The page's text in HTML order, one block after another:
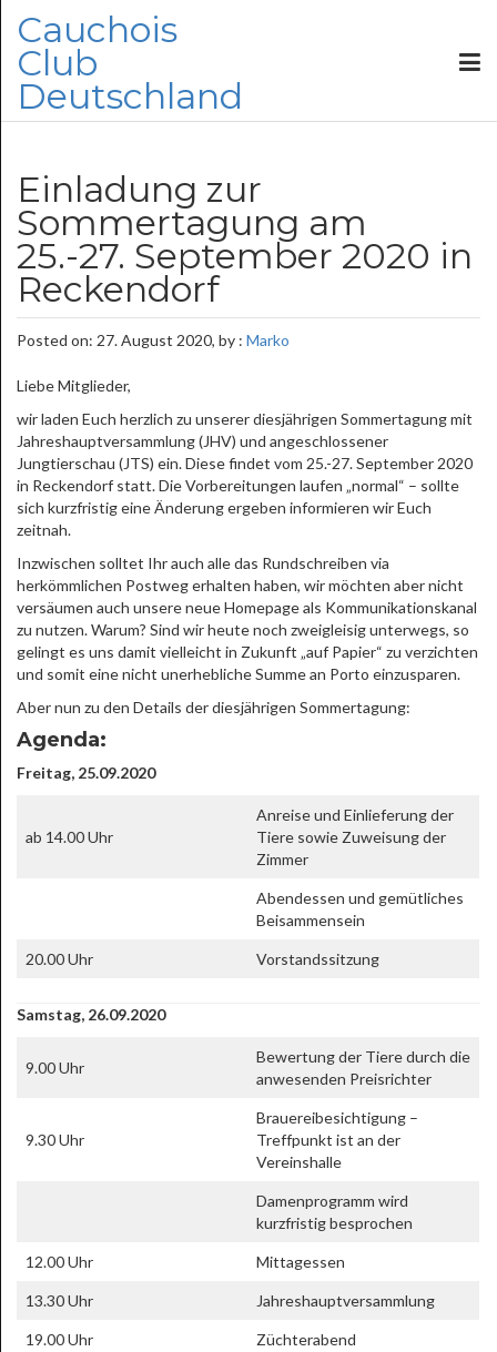
Cauchois
Club
Deutschland
Einladung zur
Sommertagung am
25.-27. September 2020 in
Reckendorf
Posted on: 27. August 2020, by : Marko
Liebe Mitglieder,
wir laden Euch herzlich zu unserer diesjährigen Sommertagung mit
Jahreshauptversammlung (JHV) und angeschlossener
Jungtierschau (JTS) ein. Diese findet vom 25.-27. September 2020
in Reckendorf statt. Die Vorbereitungen laufen „normal“ – sollte
sich kurzfristig eine Änderung ergeben informieren wir Euch
zeitnah.
Inzwischen solltet Ihr auch alle das Rundschreiben via
herkömmlichen Postweg erhalten haben, wir möchten aber nicht
versäumen auch unsere neue Homepage als Kommunikationskanal
zu nutzen. Warum? Sind wir heute noch zweigleisig unterwegs, so
gelingt es uns damit vielleicht in Zukunft „auf Papier“ zu verzichten
und somit eine nicht unerhebliche Summe an Porto einzusparen.
Aber nun zu den Details der diesjährigen Sommertagung:
Agenda:
Freitag, 25.09.2020
ab 14.00 Uhr
Anreise und Einlieferung der
Tiere sowie Zuweisung der
Zimmer
Abendessen und gemütliches
Beisammensein
20.00 Uhr Vorstandssitzung
Samstag, 26.09.2020
9.00 Uhr
Bewertung der Tiere durch die
anwesenden Preisrichter
9.30 Uhr
Brauereibesichtigung –
Treffpunkt ist an der
Vereinshalle
Damenprogramm wird
kurzfristig besprochen
12.00 Uhr Mittagessen
13.30 Uhr Jahreshauptversammlung
19.00 Uhr Züchterabend